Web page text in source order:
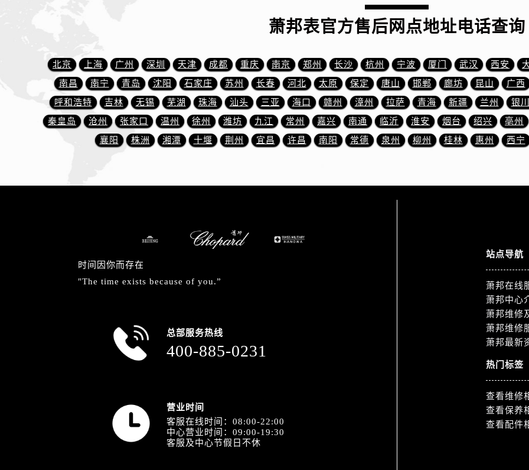
山西省晋城市城区黄华街萧邦售后服务中心（需提前预约）
山西省临汾市尧都区解放路萧邦售后服务中心（需提前预约）
山西省吕梁市离石区永宁中路与建设街交叉口萧邦售后服务中心（需提前预约）
山西省朔州市朔城区怡西路与鄯阳西街交汇处萧邦售后服务中心（需提前预约）
山西省忻州市忻府区和平东街与七一南路交叉口萧邦售后服务中心（需提前预约）
山西省阳泉市郊区平阳东街与新城大道交叉口萧邦售后服务中心（需提前预约）
山西省运城市盐湖区河东街萧邦售后服务中心（需提前预约）
安徽省亳州市谯城区魏武大道萧邦售后服务中心（需提前预约）
安徽省池州市贵池区长江路萧邦售后服务中心（需提前预约）
安徽省淮南市田家庵区国庆中路萧邦售后服务中心（需提前预约）
安徽省黄山市屯溪区黄山西路萧邦售后服务中心（需提前预约）
安徽省六安市金安区解放中路萧邦售后服务中心（需提前预约）
安徽省铜陵市铜官区石城大道萧邦售后服务中心（需提前预约）
安徽省芜湖市镜湖区中山路步行街萧邦售后服务中心（需提前预约）
安徽省宣城市宣州区叠嶂西路萧邦售后服务中心（需提前预约）
萧邦表官方售后网点地址电话查询
北京 上海 广州 深圳 天津 成都 重庆 南京 郑州 长沙 杭州 宁波 厦门 武汉 西安
南昌
南宁 青岛 沈阳 石家庄 苏州 长春 河北 太原 保定 唐山 邯郸 廊坊 昆山
广西
呼和浩特
吉林 无锡 芜湖 珠海 汕头 三亚 海口 赣州 漳州 拉萨 青海 新疆 兰州
银
秦皇岛
沧州 张家口 温州 徐州 潍坊 九江 常州 嘉兴 南通 临沂 淮安 烟台 绍兴
亳州
襄阳
株洲 湘潭 十堰 荆州 宜昌 许昌 南阳 常德 泉州 柳州 桂林 惠州 西宁
时间因你而存在
"The time exists because of you.”
总部服务热线
400-885-0231
营业时间
客服在线时间：08:00-22:00
中心营业时间：09:00-19:30
客服及中心节假日不休
站点导航
萧邦在线
萧邦中心
萧邦维修
萧邦维修
萧邦最新
热门标签
查看维修
查看保养
查看配件